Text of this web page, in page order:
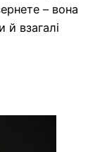
– вона
взагалі